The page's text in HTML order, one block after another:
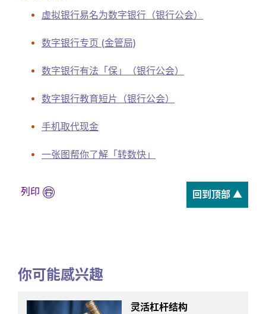
虚拟银行易名为数字银行（银行公会）
数字银行专页 (金管局)
数字银行有法「保」（银行公会）
数字银行教育短片（银行公会）
手机取代现金
一张图帮你了解「转数快」
列印 回到顶部 ▲
你可能感兴趣
灵活杠杆结构